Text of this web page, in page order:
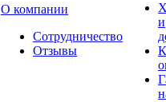
О компании
Сотрудничество
Отзывы
и